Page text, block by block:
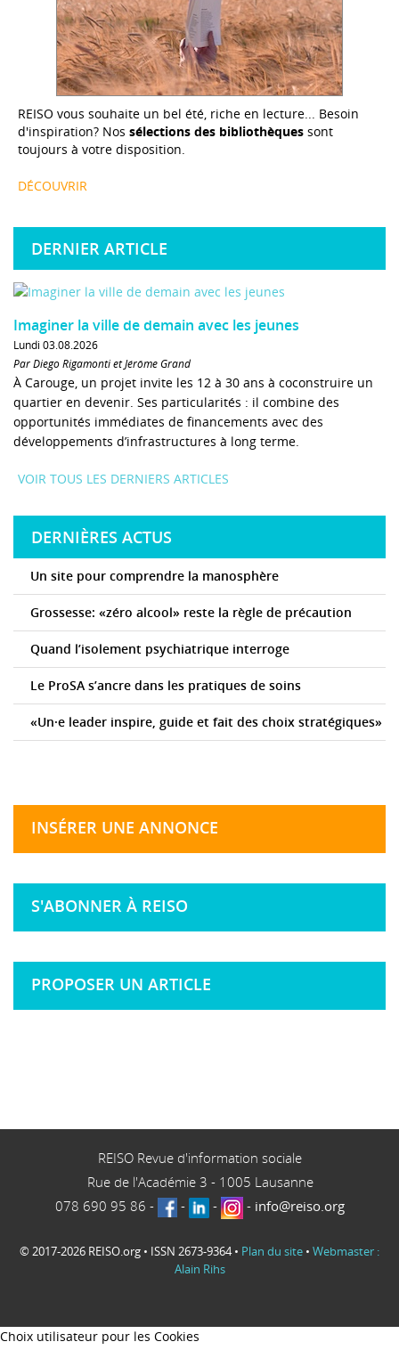
REISO vous souhaite un bel été, riche en lecture... Besoin
d'inspiration? Nos sélections des bibliothèques sont
toujours à votre disposition.
DÉCOUVRIR
DERNIER ARTICLE
Imaginer la ville de demain avec les jeunes
Lundi 03.08.2026
Par Diego Rigamonti et Jérôme Grand
À Carouge, un projet invite les 12 à 30 ans à coconstruire un
quartier en devenir. Ses particularités : il combine des
opportunités immédiates de financements avec des
développements d’infrastructures à long terme.
VOIR TOUS LES DERNIERS ARTICLES
DERNIÈRES ACTUS
Un site pour comprendre la manosphère
Grossesse: «zéro alcool» reste la règle de précaution
Quand l’isolement psychiatrique interroge
Le ProSA s’ancre dans les pratiques de soins
«Un·e leader inspire, guide et fait des choix stratégiques»
INSÉRER UNE ANNONCE
S'ABONNER À REISO
PROPOSER UN ARTICLE
REISO Revue d'information sociale
Rue de l'Académie 3 - 1005 Lausanne
078 690 95 86 - - - - info@reiso.org
© 2017-2026 REISO.org • ISSN 2673-9364 • Plan du site • Webmaster :
Alain Rihs
Choix utilisateur pour les Cookies